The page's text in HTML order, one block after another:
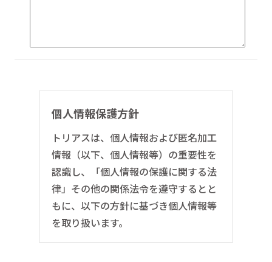
個人情報保護方針
トリアスは、個人情報および匿名加工
情報（以下、個人情報等）の重要性を
認識し、「個人情報の保護に関する法
律」その他の関係法令を遵守するとと
もに、以下の方針に基づき個人情報等
を取り扱います。